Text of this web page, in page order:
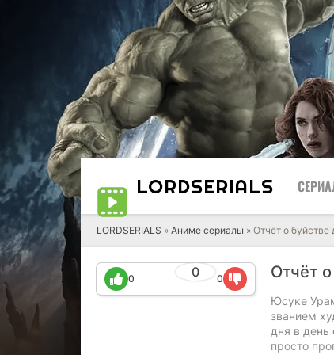
LORDSERIALS
LORDSERIALS » Аниме сериалы » Отчёт о буйстве
Отчёт
0
0 0
Юсуке
званием
дня в день
просто